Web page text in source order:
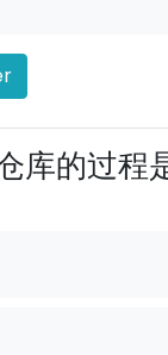
库的过程